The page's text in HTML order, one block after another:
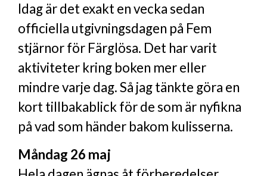
Idag är det exakt en vecka sedan
officiella utgivningsdagen på Fem
stjärnor för Färglösa. Det har varit
aktiviteter kring boken mer eller
mindre varje dag. Så jag tänkte göra en
kort tillbakablick för de som är nyfikna
på vad som händer bakom kulisserna.
Måndag 26 maj